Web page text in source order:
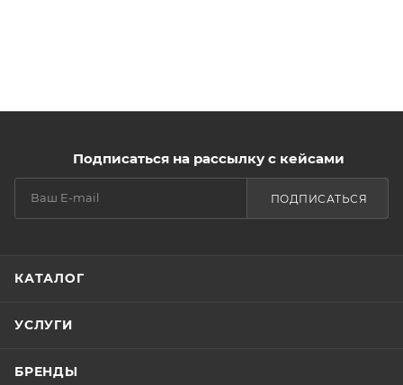
Подписаться на рассылку с кейсами
ПОДПИСАТЬСЯ
КАТАЛОГ
УСЛУГИ
БРЕНДЫ